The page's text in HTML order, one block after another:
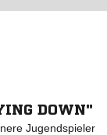
DOWN"
Jugendspieler